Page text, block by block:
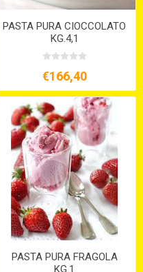
PASTA PURA CIOCCOLATO
KG.4,1
€166,40
PASTA PURA FRAGOLA
KG.1